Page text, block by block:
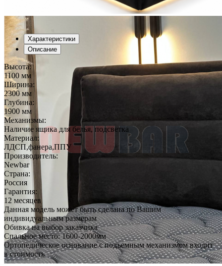
Характеристики
Описание
Высота:
1100 мм
Ширина:
2300 мм
Глубина:
1900 мм
Механизмы:
Наличие ящика для белья, подсветка
Материал:
ЛДСП,фанера,ППУ
Производитель:
Newbar
Страна:
Россия
Гарантия:
12 месяцев
Данная модель может быть сделана по Вашим
индивидуальным размерам
Обивка на выбор заказчика
Спальное место: 1600-2000мм
Ортопедическое основание с подъемным механизмом входит
в стоимость